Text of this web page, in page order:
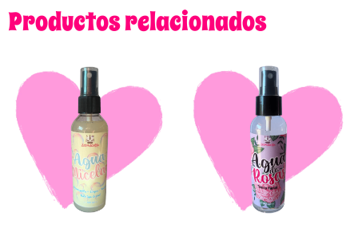
Productos relacionados